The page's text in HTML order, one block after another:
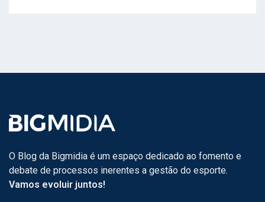
O Blog da Bigmidia é um espaço dedicado ao fomento e
debate de processos inerentes a gestão do esporte.
Vamos evoluir juntos!